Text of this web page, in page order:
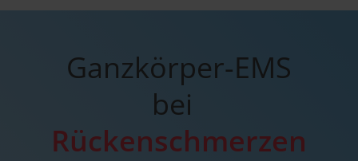
Ganzkörper-EMS
bei
Rücken­schmerzen